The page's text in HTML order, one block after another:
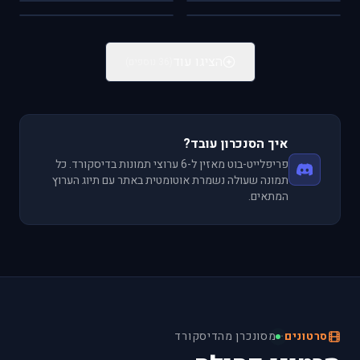
IL-2
FSX
איך הסנכרון עובד?
פריפלייט-בוט מאזין ל-6 ערוצי תמונות בדיסקורד. כל
תמונה שעולה נשמרת אוטומטית באתר עם תיוג הערוץ
המתאים.
סרטונים· מסונכרן מהדיסקורד